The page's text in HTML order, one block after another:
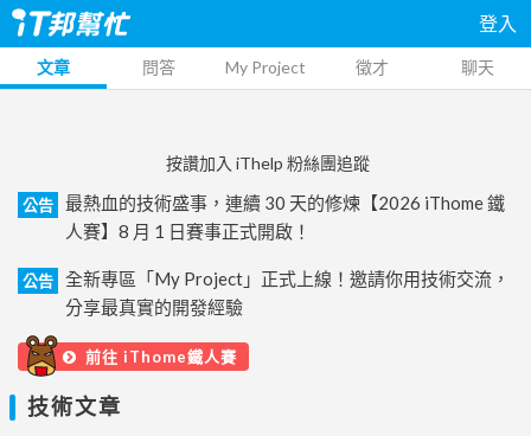
登入
文章 問答 My Project 徵才 聊天
按讚加入 iThelp 粉絲團追蹤
公告
最熱血的技術盛事，連續 30 天的修煉【2026 iThome 鐵
人賽】8 月 1 日賽事正式開啟！
公告
全新專區「My Project」正式上線！邀請你用技術交流，
分享最真實的開發經驗
前往 iThome鐵人賽
技術文章